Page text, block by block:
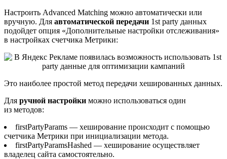
Настроить Advanced Matching можно автоматически или
вручную. Для автоматической передачи 1st party данных
подойдет опция «Дополнительные настройки отслеживания»
в настройках счетчика Метрики:
Это наиболее простой метод передачи хешированных данных.
Для ручной настройки можно использоваться один
из методов:
firstPartyParams — хеширование происходит с помощью
счетчика Метрики при инициализации метода.
firstPartyParamsHashed — хеширование осуществляет
владелец сайта самостоятельно.